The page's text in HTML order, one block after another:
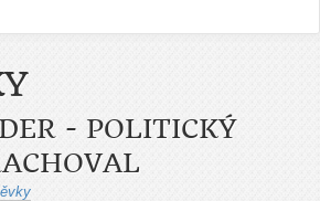
- POLITICKÝ